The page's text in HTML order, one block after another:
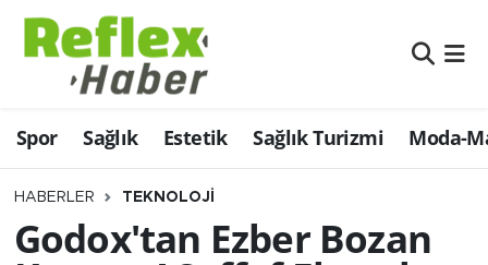
Spor Sağlık Estetik Sağlık Turizmi Moda-
HABERLER TEKNOLOJI
Godox'tan Ezber Bozan
Eğitim
Estetik
Firmalardan
Güncel
Nöbetçi Eczaneler
Hava Durumu
Namaz Vakitleri
Trafik Durumu